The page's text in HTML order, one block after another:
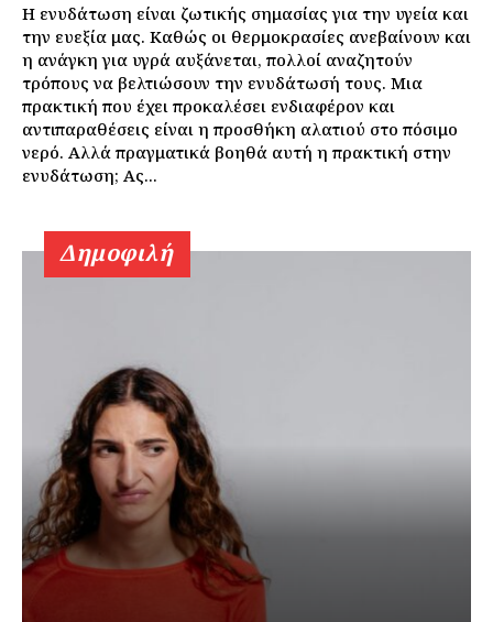
Η ενυδάτωση είναι ζωτικής σημασίας για την υγεία και
την ευεξία μας. Καθώς οι θερμοκρασίες ανεβαίνουν και
η ανάγκη για υγρά αυξάνεται, πολλοί αναζητούν
τρόπους να βελτιώσουν την ενυδάτωσή τους. Μια
πρακτική που έχει προκαλέσει ενδιαφέρον και
αντιπαραθέσεις είναι η προσθήκη αλατιού στο πόσιμο
νερό. Αλλά πραγματικά βοηθά αυτή η πρακτική στην
ενυδάτωση; Ας...
Δημοφιλή